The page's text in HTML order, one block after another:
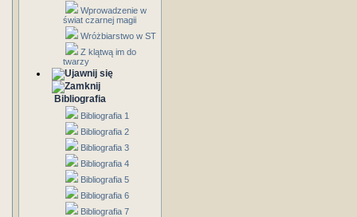
Wprowadzenie w
świat czarnej magii
Wróżbiarstwo w ST
Z klątwą im do
twarzy
Bibliografia
Bibliografia 1
Bibliografia 2
Bibliografia 3
Bibliografia 4
Bibliografia 5
Bibliografia 6
Bibliografia 7